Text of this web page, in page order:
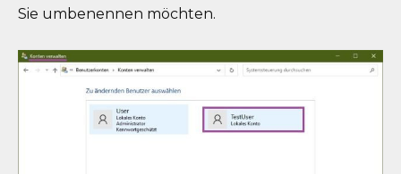
Sie umbenennen möchten.